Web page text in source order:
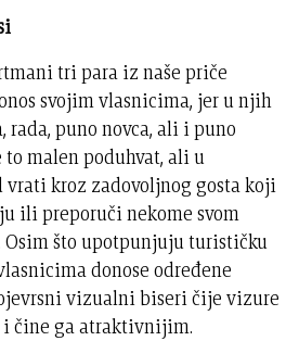
tri para iz naše priče
svojim vlasnicima, jer u njih
puno novca, ali i puno
malen poduhvat, ali u
vrati kroz zadovoljnog gosta koji
ili preporuči nekome svom
Osim što upotpunjuju turističku
donose određene
vizualni biseri čije vizure
i čine ga atraktivnijim.